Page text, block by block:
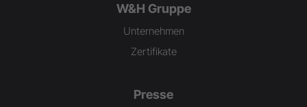
W&H Gruppe
Unternehmen
Zertifikate
Presse